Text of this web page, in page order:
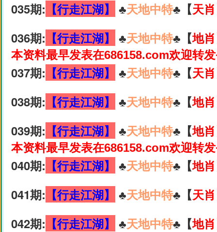
035期: 【行走江湖】 ♣️天地中特♣️【天肖
036期: 【行走江湖】 ♣️天地中特♣️【地肖
本资料最早发表在686158.com欢迎转
037期: 【行走江湖】 ♣️天地中特♣️【天肖
038期: 【行走江湖】 ♣️天地中特♣️【地肖
039期: 【行走江湖】 ♣️天地中特♣️【地肖
本资料最早发表在686158.com欢迎转
040期: 【行走江湖】 ♣️天地中特♣️【地肖
041期: 【行走江湖】 ♣️天地中特♣️【天肖
042期: 【行走江湖】 ♣️天地中特♣️【地肖